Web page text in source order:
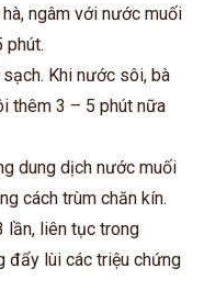
ngâm với nước muối
phút.
Khi nước sôi, bà
thêm 3 – 5 phút nữa
dung dịch nước muối
cách trùm chăn kín.
lần, liên tục trong
đẩy lùi các triệu chứng